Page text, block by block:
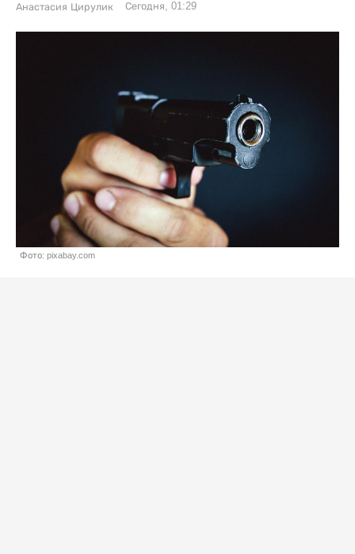
Анастасия Цирулик Сегодня, 01:29
Фото: pixabay.com